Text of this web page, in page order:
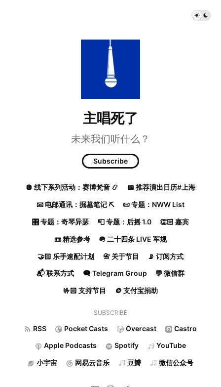
主唱死了
未来我们听什么？
Subscribe
🪩 线下系列活动：赛博梵音 📿 📅 推荐演出日历#上海
📧 电邮通讯：掘墓笔记 ⛏️ 📜 专题：NWW List
🎛️ 专题：奇琴异瑟 📮 专题：后摇 1.0 👏🏻 嘉宾
📼 精选参考 🪖 二十四条 LIVE 军规
🤝🏻 乐手速配计划 📇 关于节目 📡 订阅方式
📬 联系方式 🗨️ Telegram Group 💬 微信群
🤟🏻 支持节目 🪙 支付宝捐助
SUBSCRIBE
RSS Pocket Casts Overcast Castro
Apple Podcasts Spotify YouTube
小宇宙 网易云音乐 豆瓣 微信公众号